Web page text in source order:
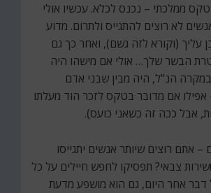
ממלכתי – נכנס לכלא. עכשיו אולי
לא רוצים להתגייס ולתרום. מדוע
עליך (וקורא לזה גשם), ואחר כך גם
הבשר שלך… אולי אם מישהו היה
הנ"ל, היה מבין שבני אדם
אם מדובר בטקס לזכר הוד מעלתו
אבל ככה זה כשאני כועס).
אתם רוצים שיותר אנשים יתגייסו
צבאי? תפסיקו לחפש חיילים על כל
דבר אחר היום, גם הוא מושפע מדעת